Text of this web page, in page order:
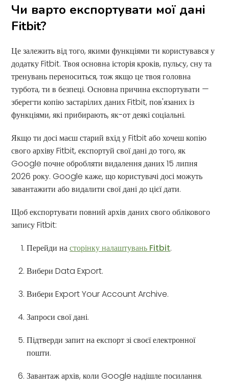
Чи варто експортувати мої дані
Fitbit?
Це залежить від того, якими функціями ти користувався у
додатку Fitbit. Твоя основна історія кроків, пульсу, сну та
тренувань переноситься, тож якщо це твоя головна
турбота, ти в безпеці. Основна причина експортувати —
зберегти копію застарілих даних Fitbit, пов'язаних із
функціями, які прибирають, як-от деякі соціальні.
Якщо ти досі маєш старий вхід у Fitbit або хочеш копію
свого архіву Fitbit, експортуй свої дані до того, як
Google почне обробляти видалення даних 15 липня
2026 року. Google каже, що користувачі досі можуть
завантажити або видалити свої дані до цієї дати.
Щоб експортувати повний архів даних свого облікового
запису Fitbit:
Перейди насторінку налаштувань Fitbit.
Вибери Data Export.
Вибери Export Your Account Archive.
Запроси свої дані.
Підтверди запит на експорт зі своєї електронної
пошти.
Завантаж архів, коли Google надішле посилання.